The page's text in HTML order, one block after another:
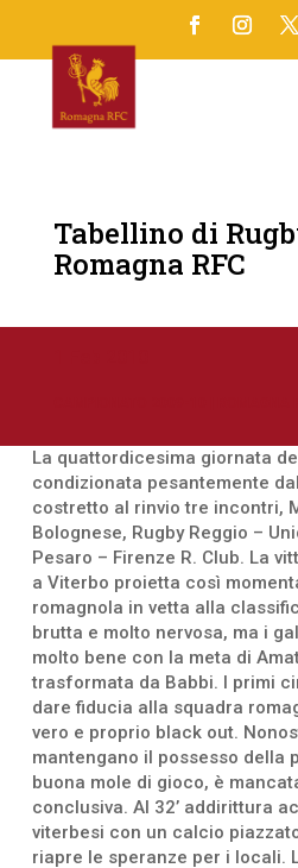
Tabellino di
Romagna RFC
La quattordicesima giornata
condizionata pesantemente
costretto al rinvio tre incontri,
Bolognese, Rugby Reggio –
Pesaro – Firenze R. Club. La
a Viterbo proietta così
romagnola in vetta alla
brutta e molto nervosa, ma i
molto bene con la meta di
trasformata da Babbi. I primi
dare fiducia alla squadra
vero e proprio black out.
mantengano il possesso della
buona mole di gioco, è
conclusiva. Al 32’ addirittura
viterbesi con un calcio
riapre le speranze per i locali.